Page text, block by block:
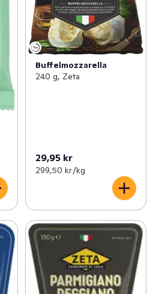
Buffelmozzarella
240 g, Zeta
29,95 kr
299,50 kr /kg